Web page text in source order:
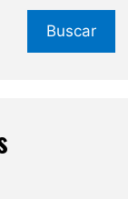
Buscar